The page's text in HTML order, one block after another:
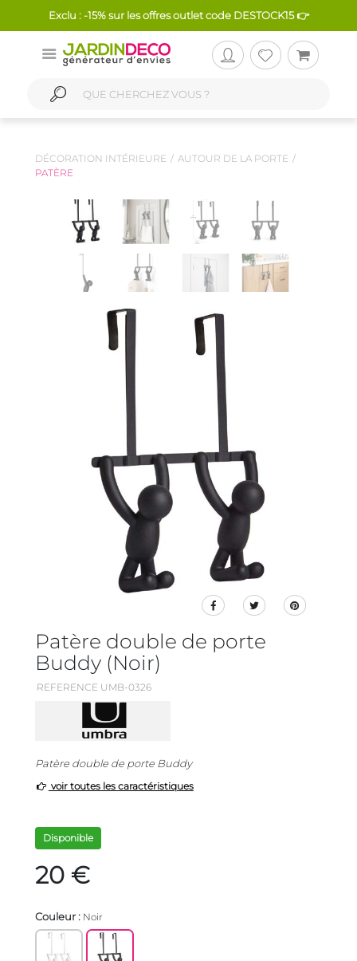
Exclu : -15% sur les offres outlet code DESTOCK15 👉
DÉCORATION INTÉRIEURE
AUTOUR DE LA PORTE
PATÈRE
Patère double de porte
Buddy (Noir)
REFERENCE UMB-0326
Patère double de porte Buddy
voir toutes les caractéristiques
Disponible
20 €
Couleur : Noir